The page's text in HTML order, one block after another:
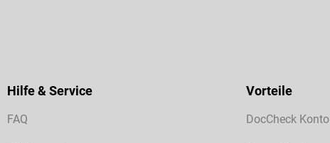
Hilfe & Service
FAQ
Vorteile
DocCheck Konto